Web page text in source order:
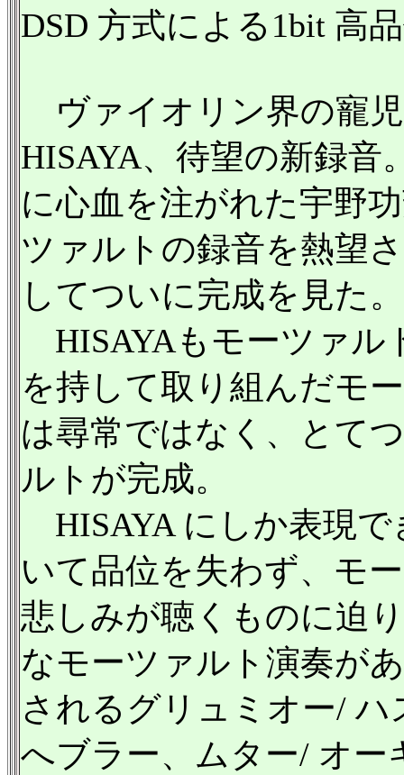
DSD 方式による1bit 高
ヴァイオリン界の寵
HISAYA、待望の新録音
に心血を注がれた宇野
ツァルトの録音を熱望
してついに完成を見た。
HISAYAもモーツァル
を持して取り組んだモ
は尋常ではなく、とて
ルトが完成。
HISAYA にしか表現で
いて品位を失わず、モ
悲しみが聴くものに迫
なモーツァルト演奏が
されるグリュミオー/
へブラー、ムター/ オー